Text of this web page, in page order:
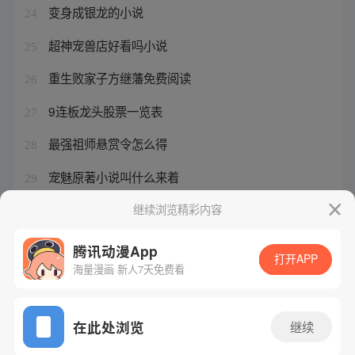
24 变身成银龙的小说
25 超神宠兽店好看吗小说
26 重生败家子方继藩免费阅读
27 9连板龙头股票一览表
28 最强祖师悬赏令怎么得
29 宠魅原著小说叫什么来着
继续浏览精彩内容
腾讯动漫App
海量漫画 新人7天免费看
打开APP
在此处浏览 继续
网站备案/许可证号：粤B2-20090059-5
Copyright©1998 - 2026 Tencent. All Rights Reserved